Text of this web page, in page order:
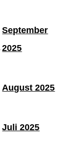
September
2025
August 2025
Juli 2025